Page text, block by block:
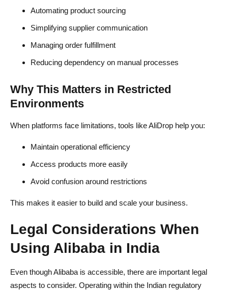
Automating product sourcing
Simplifying supplier communication
Managing order fulfillment
Reducing dependency on manual processes
Why This Matters in Restricted
Environments
When platforms face limitations, tools like AliDrop help you:
Maintain operational efficiency
Access products more easily
Avoid confusion around restrictions
This makes it easier to build and scale your business.
Legal Considerations When
Using Alibaba in India
Even though Alibaba is accessible, there are important legal
aspects to consider. Operating within the Indian regulatory